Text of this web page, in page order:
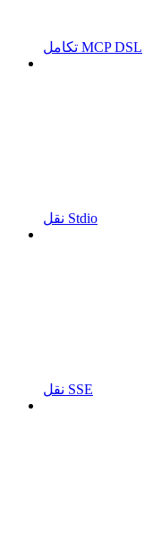
تكامل MCP DSL
نقل Stdio
نقل SSE